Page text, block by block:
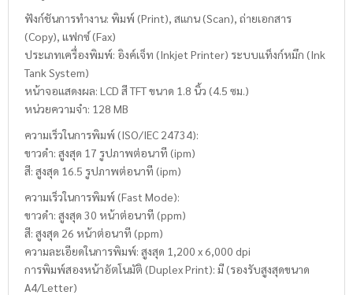
ฟังก์ชันการทำงาน: พิมพ์ (Print), สแกน (Scan), ถ่ายเอกสาร
(Copy), แฟกซ์ (Fax)
ประเภทเครื่องพิมพ์: อิงค์เจ็ท (Inkjet Printer) ระบบแท็งก์หมึก (Ink
Tank System)
หน้าจอแสดงผล: LCD สี TFT ขนาด 1.8 นิ้ว (4.5 ซม.)
หน่วยความจำ: 128 MB
ความเร็วในการพิมพ์ (ISO/IEC 24734):
ขาวดำ: สูงสุด 17 รูปภาพต่อนาที (ipm)
สี: สูงสุด 16.5 รูปภาพต่อนาที (ipm)
ความเร็วในการพิมพ์ (Fast Mode):
ขาวดำ: สูงสุด 30 หน้าต่อนาที (ppm)
สี: สูงสุด 26 หน้าต่อนาที (ppm)
ความละเอียดในการพิมพ์: สูงสุด 1,200 x 6,000 dpi
การพิมพ์สองหน้าอัตโนมัติ (Duplex Print): มี (รองรับสูงสุดขนาด
A4/Letter)